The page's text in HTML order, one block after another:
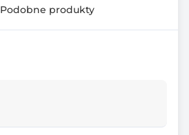
Podobne produkty